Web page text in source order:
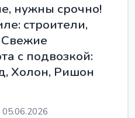
нужны срочно!
строители,
с подвозкой:
Холон, Ришон